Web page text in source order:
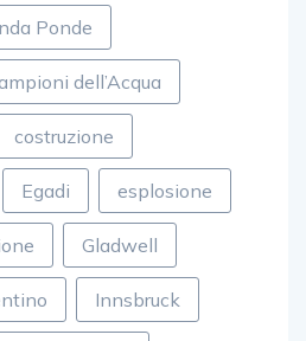
Ponde
dell’Acqua
costruzione
Egadi esplosione
Gladwell
Innsbruck